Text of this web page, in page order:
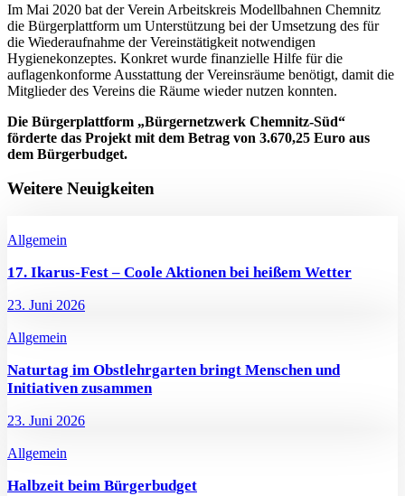
Im Mai 2020 bat der Verein Arbeitskreis Modellbahnen Chemnitz
die Bürgerplattform um Unterstützung bei der Umsetzung des für
die Wiederaufnahme der Vereinstätigkeit notwendigen
Hygienekonzeptes. Konkret wurde finanzielle Hilfe für die
auflagenkonforme Ausstattung der Vereinsräume benötigt, damit die
Mitglieder des Vereins die Räume wieder nutzen konnten.
Die Bürgerplattform „Bürgernetzwerk Chemnitz-Süd“
förderte das Projekt mit dem Betrag von 3.670,25 Euro aus
dem Bürgerbudget.
Weitere Neuigkeiten
Allgemein
17. Ikarus-Fest – Coole Aktionen bei heißem Wetter
23. Juni 2026
Allgemein
Naturtag im Obstlehrgarten bringt Menschen und
Initiativen zusammen
23. Juni 2026
Allgemein
Halbzeit beim Bürgerbudget